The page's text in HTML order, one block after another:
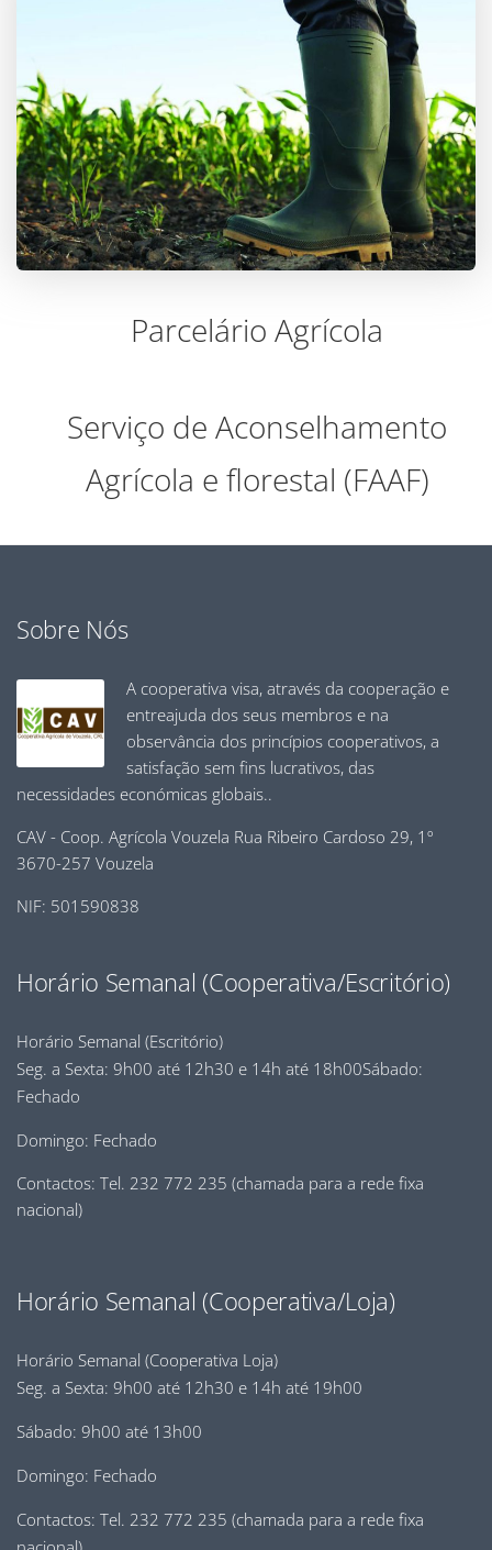
Parcelário Agrícola
Serviço de Aconselhamento
Agrícola e florestal (FAAF)
Sobre Nós
A cooperativa visa, através da cooperação e
entreajuda dos seus membros e na
observância dos princípios cooperativos, a
satisfação sem fins lucrativos, das
necessidades económicas globais..
CAV - Coop. Agrícola Vouzela Rua Ribeiro Cardoso 29, 1º
3670-257 Vouzela
NIF: 501590838
Horário Semanal (Cooperativa/Escritório)
Horário Semanal (Escritório)
Seg. a Sexta: 9h00 até 12h30 e 14h até 18h00Sábado:
Fechado
Domingo: Fechado
Contactos: Tel. 232 772 235 (chamada para a rede fixa
nacional)
Horário Semanal (Cooperativa/Loja)
Horário Semanal (Cooperativa Loja)
Seg. a Sexta: 9h00 até 12h30 e 14h até 19h00
Sábado: 9h00 até 13h00
Domingo: Fechado
Contactos: Tel. 232 772 235 (chamada para a rede fixa